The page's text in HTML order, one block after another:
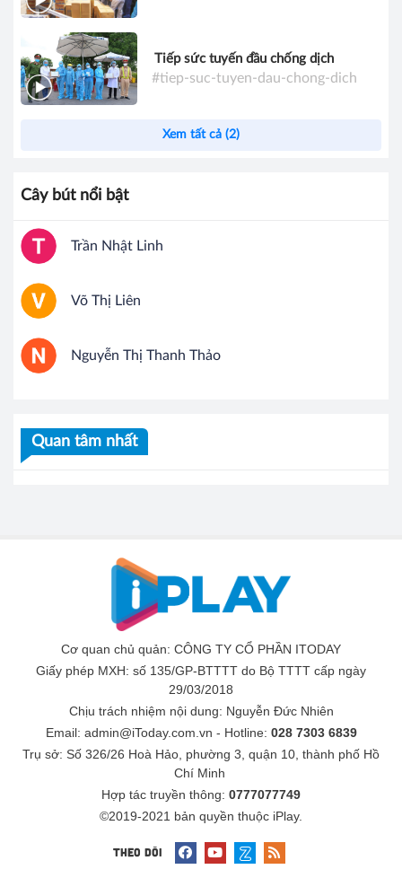
Tiếp sức tuyến đầu chống dịch
#tiep-suc-tuyen-dau-chong-dich
Xem tất cả (2)
Cây bút nổi bật
Trần Nhật Linh
Võ Thị Liên
Nguyễn Thị Thanh Thảo
Quan tâm nhất
Cơ quan chủ quản: CÔNG TY CỔ PHẦN ITODAY
Giấy phép MXH: số 135/GP-BTTTT do Bộ TTTT cấp ngày
29/03/2018
Chịu trách nhiệm nội dung: Nguyễn Đức Nhiên
Email: admin@iToday.com.vn - Hotline: 028 7303 6839
Trụ sở: Số 326/26 Hoà Hảo, phường 3, quận 10, thành phố Hồ
Chí Minh
Hợp tác truyền thông: 0777077749
©2019-2021 bản quyền thuộc iPlay.
THEO DÕI